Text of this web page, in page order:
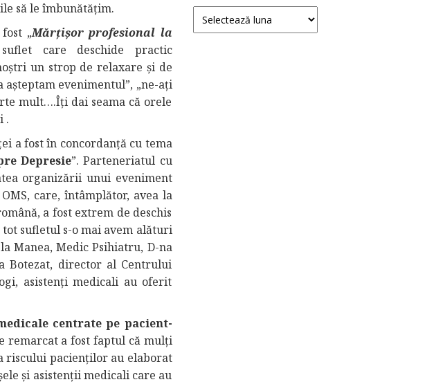
să le îmbunătățim.
„Mărţişor profesional la
care deschide practic
un strop de relaxare și de
aşteptam evenimentul”, „ne-ați
mult….Îţi dai seama că orele
.
a fost în concordanță cu tema
Depresie”. Parteneriatul cu
organizării unui eveniment
care, întâmplător, avea la
a fost extrem de deschis
sufletul s-o mai avem alături
Manea, Medic Psihiatru, D-na
Botezat, director al Centrului
asistenți medicali au oferit
centrate pe pacient-
remarcat a fost faptul că mulți
riscului pacienților au elaborat
și asistenții medicali care au
Arhive